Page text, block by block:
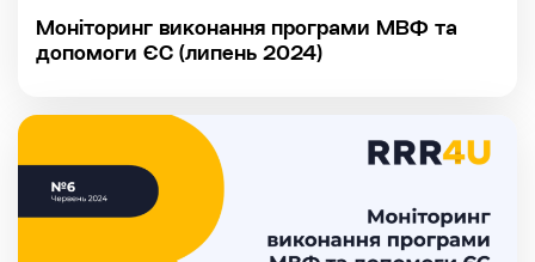
Моніторинг виконання програми МВФ та
допомоги ЄС (липень 2024)